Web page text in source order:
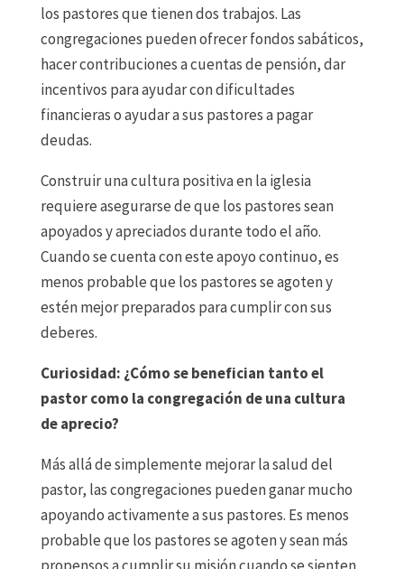
los pastores que tienen dos trabajos. Las
congregaciones pueden ofrecer fondos sabáticos,
hacer contribuciones a cuentas de pensión, dar
incentivos para ayudar con dificultades
financieras o ayudar a sus pastores a pagar
deudas.
Construir una cultura positiva en la iglesia
requiere asegurarse de que los pastores sean
apoyados y apreciados durante todo el año.
Cuando se cuenta con este apoyo continuo, es
menos probable que los pastores se agoten y
estén mejor preparados para cumplir con sus
deberes.
Curiosidad: ¿Cómo se benefician tanto el
pastor como la congregación de una cultura
de aprecio?
Más allá de simplemente mejorar la salud del
pastor, las congregaciones pueden ganar mucho
apoyando activamente a sus pastores. Es menos
probable que los pastores se agoten y sean más